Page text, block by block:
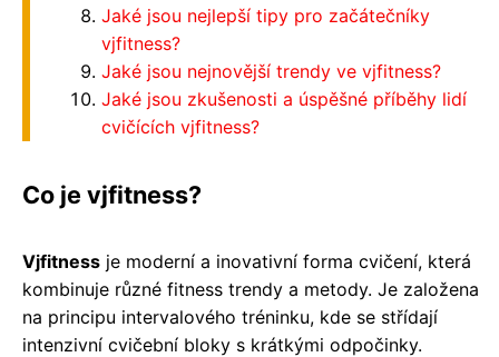
Jaké jsou nejlepší tipy pro začátečníky
vjfitness?
Jaké jsou nejnovější trendy ve vjfitness?
Jaké jsou zkušenosti a úspěšné příběhy lidí
cvičících vjfitness?
Co je vjfitness?
Vjfitness je moderní a inovativní forma cvičení, která
kombinuje různé fitness trendy a metody. Je založena
na principu intervalového tréninku, kde se střídají
intenzivní cvičební bloky s krátkými odpočinky.